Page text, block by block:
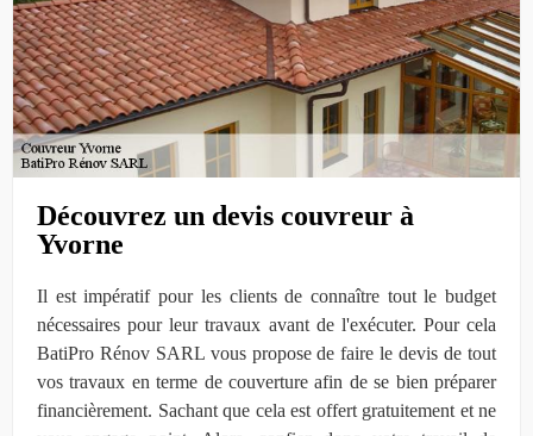
Découvrez un devis couvreur à
Yvorne
Il est impératif pour les clients de connaître tout le budget
nécessaires pour leur travaux avant de l'exécuter. Pour cela
BatiPro Rénov SARL vous propose de faire le devis de tout
vos travaux en terme de couverture afin de se bien préparer
financièrement. Sachant que cela est offert gratuitement et ne